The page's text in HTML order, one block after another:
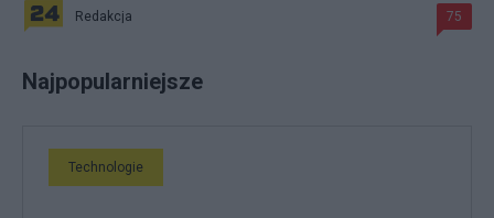
Redakcja 75
Najpopularniejsze
Technologie